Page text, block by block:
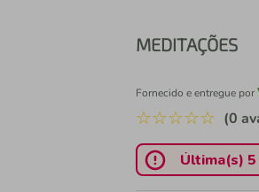
MEDITAÇÕES
Fornecido e entregue por
☆☆☆☆☆ (0
Última(s)